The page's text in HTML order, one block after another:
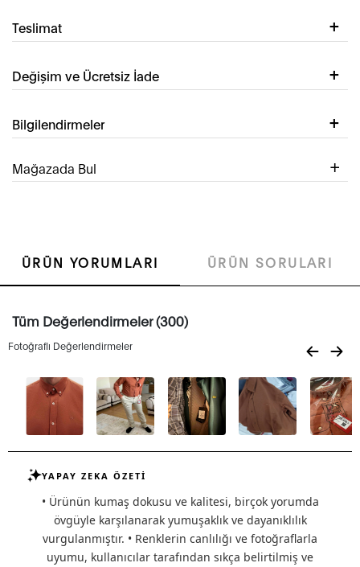
Teslimat
Değişim ve Ücretsiz İade
Bilgilendirmeler
Mağazada Bul
ÜRÜN YORUMLARI ÜRÜN SORULARI
Tüm Değerlendirmeler (300)
Fotoğraflı Değerlendirmeler
YAPAY ZEKA ÖZETİ
• Ürünün kumaş dokusu ve kalitesi, birçok yorumda
övgüyle karşılanarak yumuşaklık ve dayanıklılık
vurgulanmıştır. • Renklerin canlılığı ve fotoğraflarla
uyumu, kullanıcılar tarafından sıkça belirtilmiş ve